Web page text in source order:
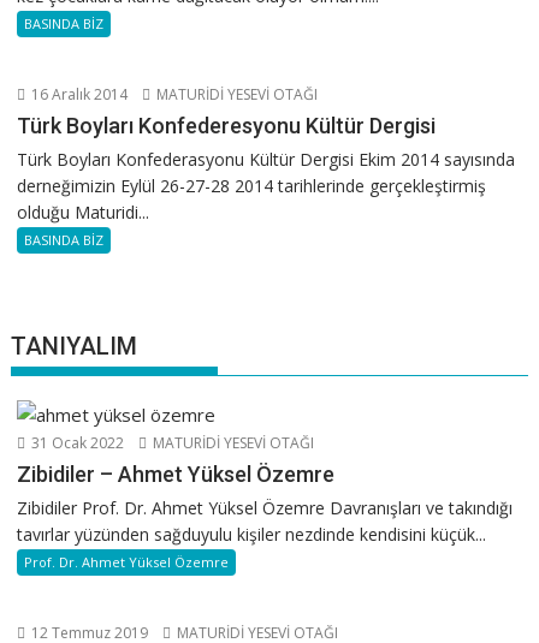
BASINDA BİZ
16 Aralık 2014 MATURİDİ YESEVİ OTAĞI
Türk Boyları Konfederesyonu Kültür Dergisi
Türk Boyları Konfederasyonu Kültür Dergisi Ekim 2014 sayısında
derneğimizin Eylül 26-27-28 2014 tarihlerinde gerçekleştirmiş
olduğu Maturidi...
BASINDA BİZ
TANIYALIM
31 Ocak 2022 MATURİDİ YESEVİ OTAĞI
Zibidiler – Ahmet Yüksel Özemre
Zibidiler Prof. Dr. Ahmet Yüksel Özemre Davranışları ve takındığı
tavırlar yüzünden sağduyulu kişiler nezdinde kendisini küçük...
Prof. Dr. Ahmet Yüksel Özemre
12 Temmuz 2019 MATURİDİ YESEVİ OTAĞI